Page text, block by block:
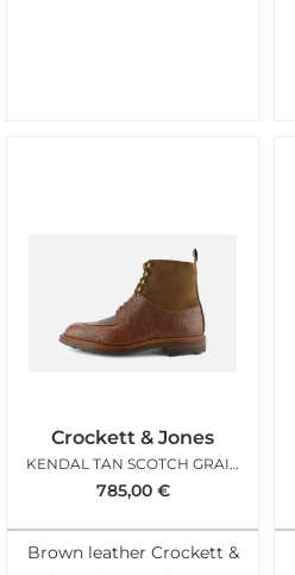
Crockett & Jones
KENDAL TAN SCOTCH GRAIN
785,00 €
Brown leather Crockett &